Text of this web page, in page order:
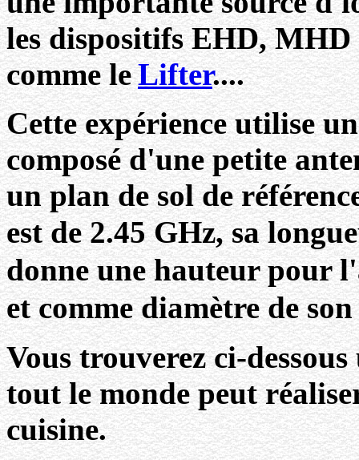
les dispositifs EHD, MHD
comme leLifter....
Cette expérience utilise
composé d'une petite
un plan de sol de
est de 2.45 GHz, sa
donne une hauteur pour
et comme diamètre de
Vous trouverez ci-
tout le monde peut
cuisine.